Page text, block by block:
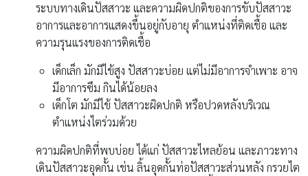
ระบบทางเดินปัสสาวะ และความผิดปกติของการขับปัสสาวะ
อาการและอาการแสดงขึ้นอยู่กับอายุ ตำแหน่งที่ติดเชื้อ และ
ความรุนแรงของการติดเชื้อ
เด็กเล็ก มักมีไข้สูง ปัสสาวะบ่อย แต่ไม่มีอาการจำเพาะ อาจ
มีอาการซึม กินได้น้อยลง
เด็กโต มักมีไข้ ปัสสาวะผิดปกติ หรือปวดหลังบริเวณ
ตำแหน่งไตร่วมด้วย
ความผิดปกติที่พบบ่อย ได้แก่ ปัสสาวะไหลย้อน และภาวะทาง
เดินปัสสาวะอุดกั้น เช่น ลิ้นอุดกั้นท่อปัสสาวะส่วนหลัง กรวยไต